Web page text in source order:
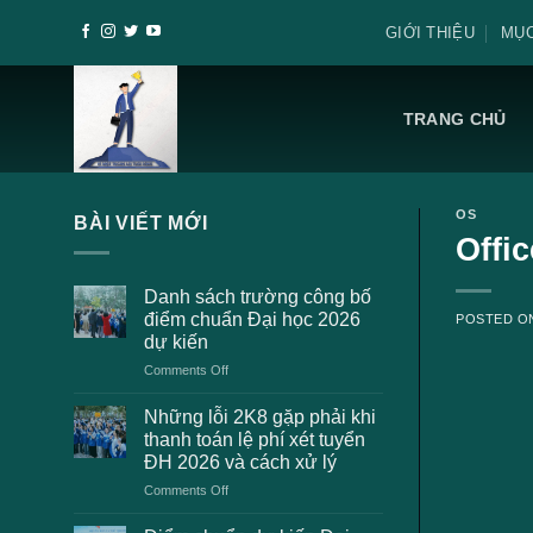
GIỚI THIỆU
TRANG CHỦ
BÀI VIẾT MỚI
Danh sách trường công bố
điểm chuẩn Đại học 2026
dự kiến
Comments Offon
sách
trường
công
bố
điểm
Đại
Những lỗi 2K8 gặp phải khi
thanh toán lệ phí xét tuyển
ĐH 2026 và cách xử lý
Comments Offon
lỗi
OS
POSTED